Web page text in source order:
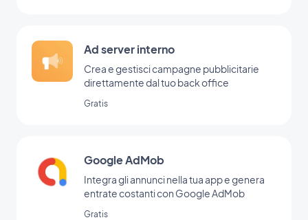
Ad server interno
Crea e gestisci campagne pubblicitarie
direttamente dal tuo back office
Gratis
Google AdMob
Integra gli annunci nella tua app e genera
entrate costanti con Google AdMob
Gratis